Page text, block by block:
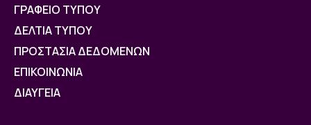
ΓΡΑΦΕΙΟ ΤΥΠΟΥ
ΔΕΛΤΙΑ ΤΥΠΟΥ
ΠΡΟΣΤΑΣΙΑ ΔΕΔΟΜΕΝΩΝ
ΕΠΙΚΟΙΝΩΝΙΑ
ΔΙΑΥΓΕΙΑ